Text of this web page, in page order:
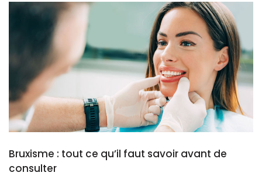
Bruxisme : tout ce qu’il faut savoir avant de
consulter